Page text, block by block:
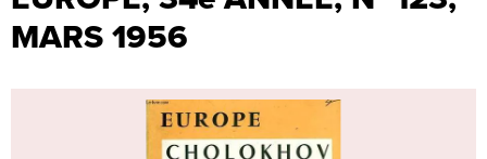
MARS 1956